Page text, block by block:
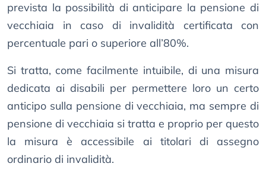
prevista la possibilità di anticipare la pensione di
vecchiaia in caso di invalidità certificata con
percentuale pari o superiore all’80%.
Si tratta, come facilmente intuibile, di una misura
dedicata ai disabili per permettere loro un certo
anticipo sulla pensione di vecchiaia, ma sempre di
pensione di vecchiaia si tratta e proprio per questo
la misura è accessibile ai titolari di assegno
ordinario di invalidità.